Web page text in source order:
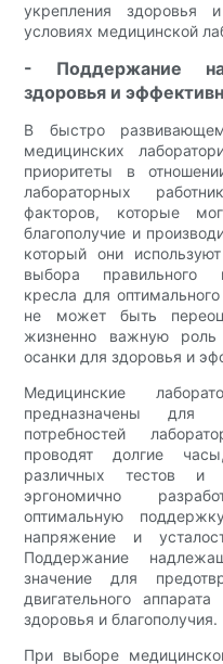
укрепления здоровья
условиях медицинской
- Поддержание
здоровья и
В быстро
медицинских
приоритеты в
лабораторных
факторов, которые
благополучие и
который они
выбора правильного
кресла для
не может быть
жизненно важную роль
осанки для здоровья и
Медицинские
предназначены для
потребностей
проводят долгие
различных тестов и
эргономично
оптимальную
напряжение и
Поддержание
значение для
двигательного
здоровья и благополучия.
При выборе